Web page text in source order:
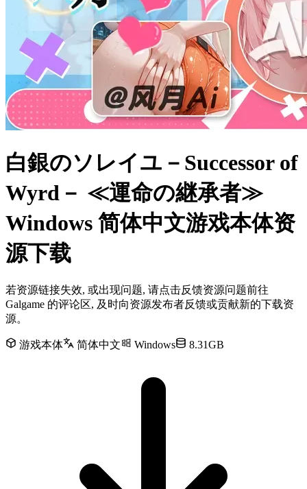
白銀のソレイユ－Successor of
Wyrd－ ≪運命の継承者≫
Windows 简体中文游戏本体资
源下载
若资源链接失效, 或出现问题, 请点击反馈资源问题前往
Galgame 的评论区, 及时向资源发布者反馈或贡献新的下载资
源。
游戏本体 简体中文 Windows 8.31GB